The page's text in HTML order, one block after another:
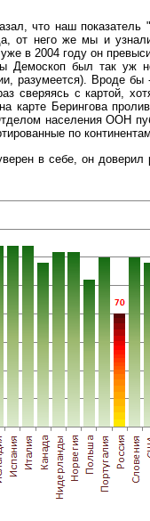
что наш показатель
от него же мы и
в 2004 году он
Демоскоп был так уж
разумеется). Вроде
сверяясь с картой,
карте Берингова
населения ООН
по
в себе, он